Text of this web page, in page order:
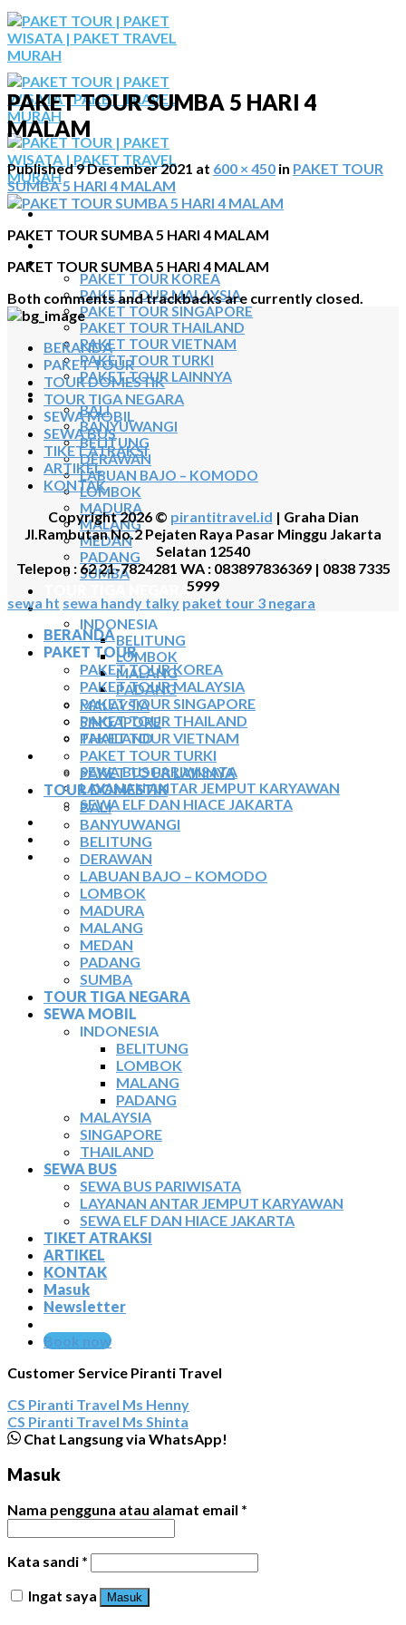
Skip
to
content
BERANDA
PAKET TOUR
PAKET TOUR KOREA
PAKET TOUR MALAYSIA
PAKET TOUR SINGAPORE
PAKET TOUR THAILAND
PAKET TOUR VIETNAM
PAKET TOUR TURKI
PAKET TOUR LAINNYA
TOUR DOMESTIK
BALI
BANYUWANGI
BELITUNG
DERAWAN
LABUAN BAJO – KOMODO
LOMBOK
MADURA
MALANG
MEDAN
PADANG
SUMBA
TOUR TIGA NEGARA
SEWA MOBIL
INDONESIA
BELITUNG
LOMBOK
MALANG
PADANG
MALAYSIA
SINGAPORE
THAILAND
SEWA BUS
SEWA BUS PARIWISATA
LAYANAN ANTAR JEMPUT KARYAWAN
SEWA ELF DAN HIACE JAKARTA
TIKET ATRAKSI
ARTIKEL
KONTAK
PAKET TOUR SUMBA 5 HARI 4
MALAM
Published9 Desember 2021 at 600 × 450 in PAKET TOUR
SUMBA 5 HARI 4 MALAM
PAKET TOUR SUMBA 5 HARI 4 MALAM
PAKET TOUR SUMBA 5 HARI 4 MALAM
Both comments and trackbacks are currently closed.
BERANDA
PAKET TOUR
TOUR DOMESTIK
TOUR TIGA NEGARA
SEWA MOBIL
SEWA BUS
TIKET ATRAKSI
ARTIKEL
KONTAK
Copyright 2026 © pirantitravel.id | Graha Dian
Jl.Rambutan No.2 Pejaten Raya Pasar Minggu Jakarta
Selatan 12540
Telepon : 62 21-7824281 WA : 083897836369 | 0838 7335
5999
sewa ht sewa handy talky paket tour 3 negara
BERANDA
PAKET TOUR
PAKET TOUR KOREA
PAKET TOUR MALAYSIA
PAKET TOUR SINGAPORE
PAKET TOUR THAILAND
PAKET TOUR VIETNAM
PAKET TOUR TURKI
PAKET TOUR LAINNYA
TOUR DOMESTIK
BALI
BANYUWANGI
BELITUNG
DERAWAN
LABUAN BAJO – KOMODO
LOMBOK
MADURA
MALANG
MEDAN
PADANG
SUMBA
TOUR TIGA NEGARA
SEWA MOBIL
INDONESIA
BELITUNG
LOMBOK
MALANG
PADANG
MALAYSIA
SINGAPORE
THAILAND
SEWA BUS
SEWA BUS PARIWISATA
LAYANAN ANTAR JEMPUT KARYAWAN
SEWA ELF DAN HIACE JAKARTA
TIKET ATRAKSI
ARTIKEL
KONTAK
Masuk
Newsletter
Book now
Customer Service Piranti Travel
CS Piranti Travel Ms Henny
CS Piranti Travel Ms Shinta
Chat Langsung via WhatsApp!
Masuk
Nama pengguna atau alamat email *
Kata sandi *
Ingat saya
Masuk